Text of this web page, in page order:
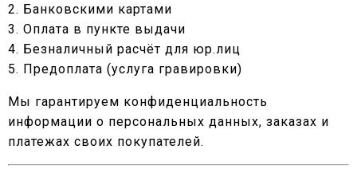
2. Банковскими картами
3. Оплата в пункте выдачи
4. Безналичный расчёт для юр.лиц
5. Предоплата (услуга гравировки)
Мы гарантируем конфиденциальность
информации о персональных данных, заказах и
платежах своих покупателей.